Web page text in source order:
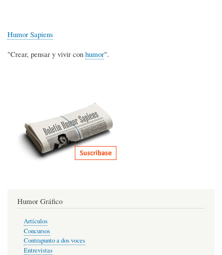
Humor Sapiens
"Crear, pensar y vivir con humor".
Humor Gráfico
Artículos
Concursos
Contrapunto a dos voces
Entrevistas